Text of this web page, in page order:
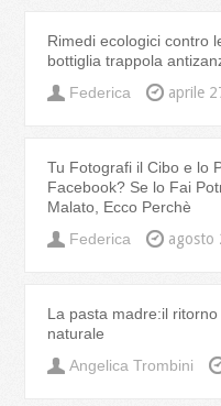
Rimedi ecologici contro
bottiglia trappola
Federica
aprile
Tu Fotografi il Cibo e lo
Facebook? Se lo Fai
Malato, Ecco Perchè
Federica
agosto
La pasta madre:il
naturale
Angelica Trombini